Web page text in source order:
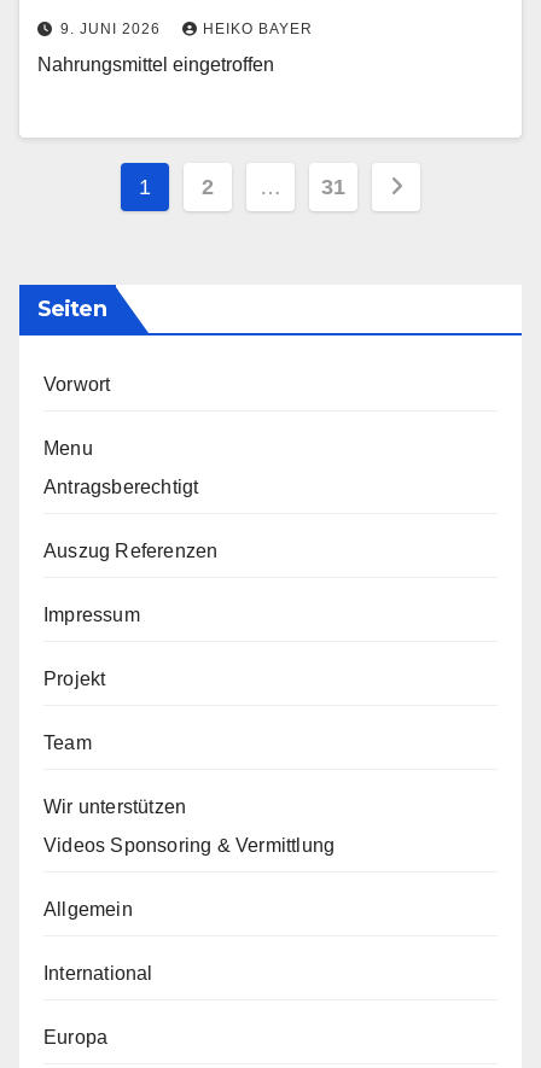
9. JUNI 2026 HEIKO BAYER
Nahrungsmittel eingetroffen
Seitennummerierung
Beiträge
1 2 … 31
Seiten
Vorwort
Menu
Antragsberechtigt
Auszug Referenzen
Impressum
Projekt
Team
Wir unterstützen
Videos Sponsoring & Vermittlung
Allgemein
International
Europa